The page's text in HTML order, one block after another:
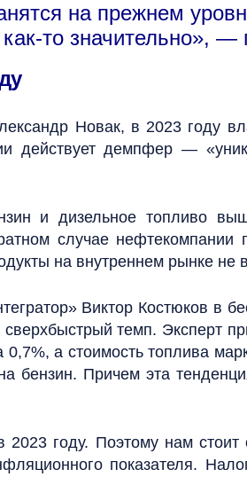
на прежнем
то значительно», —
Новак, в 2023 году
демпфер —
и дизельное топливо
случае
на внутреннем рынке
Виктор Костюков в
темп. Эксперт
а стоимость топлива
бензин. Причем эта
году. Поэтому нам
показателя.